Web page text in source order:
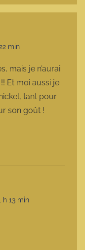
min
mais je n’aurai
Et moi aussi je
tant pour
son goût !
h 13 min